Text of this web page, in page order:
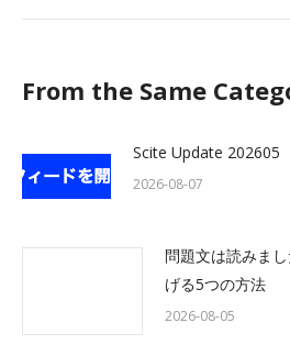
From the Same
Scite Update 202605
2026-08-07
問題文は読みま
げる5つの方法
2026-08-05